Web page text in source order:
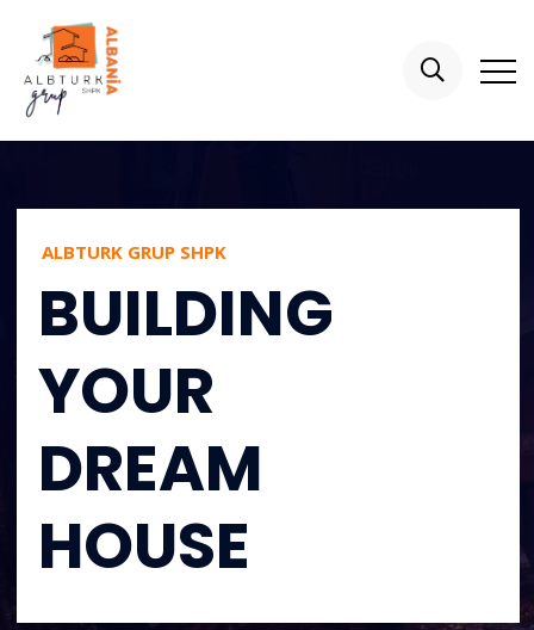
ALBTURK GRUP SHPK
BUILDING
YOUR
DREAM
HOUSE